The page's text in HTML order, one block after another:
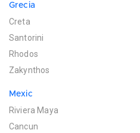
Grecia
Creta
Santorini
Rhodos
Zakynthos
Mexic
Riviera Maya
Cancun